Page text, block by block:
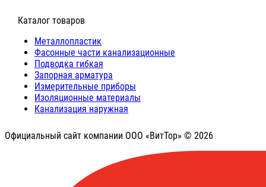
⠀Каталог товаров
Металлопластик
Фасонные части канализационные
Подводка гибкая
Запорная арматура
Измерительные приборы
Изоляционные материалы
Канализация наружная
Официальный сайт компании ООО «ВитТор» © 2026